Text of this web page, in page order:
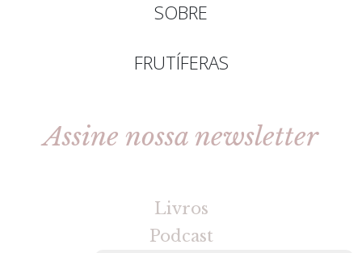
SOBRE
FRUTÍFERAS
Assine nossa newsletter
Livros
Podcast